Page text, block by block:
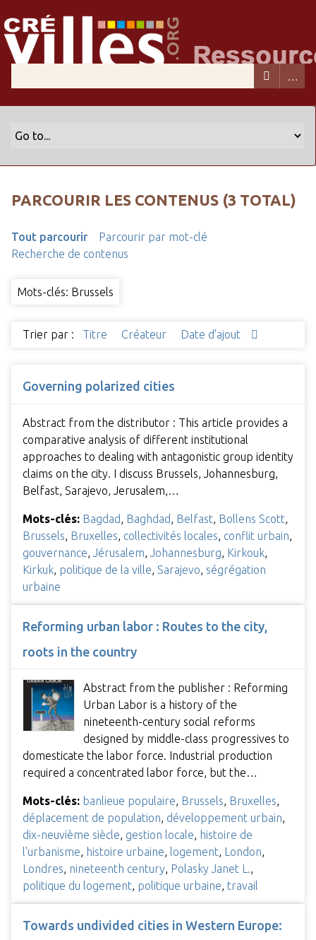
PARCOURIR LES CONTENUS (3 TOTAL)
Tout parcourir
Parcourir par mot-clé
Recherche de contenus
Mots-clés: Brussels
Trier par : Titre Créateur Date d'ajout
Governing polarized cities
Abstract from the distributor : This article provides a
comparative analysis of different institutional
approaches to dealing with antagonistic group identity
claims on the city. I discuss Brussels, Johannesburg,
Belfast, Sarajevo, Jerusalem,…
Mots-clés: Bagdad Baghdad Belfast Bollens Scott
Brussels Bruxelles collectivités locales conflit urbain
gouvernance
Jérusalem Johannesburg Kirkouk
Kirkuk politique de la ville Sarajevo ségrégation
urbaine
Reforming urban labor : Routes to the city,
roots in the country
Abstract from the publisher : Reforming
Urban Labor is a history of the
nineteenth-century social reforms
designed by middle-class progressives to
domesticate the labor force. Industrial production
required a concentrated labor force, but the…
Mots-clés: banlieue populaire, Brussels, Bruxelles,
déplacement de population, développement urbain,
dix-neuvième siècle, gestion locale, histoire de
l'urbanisme, histoire urbaine, logement, London,
Londres, nineteenth century, Polasky Janet L.,
politique du logement, politique urbaine, travail
Towards undivided cities in Western Europe: